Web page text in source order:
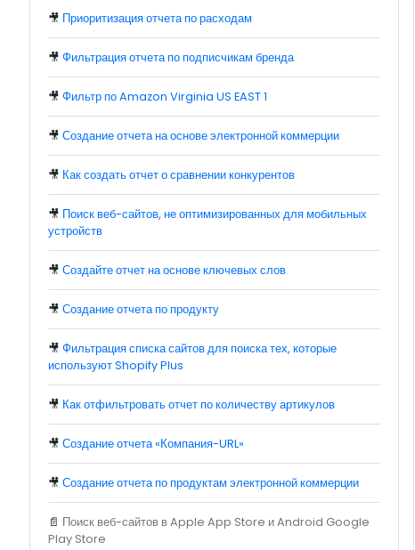
🎥 Приоритизация отчета по расходам
🎥 Фильтрация отчета по подписчикам бренда
🎥 Фильтр по Amazon Virginia US EAST 1
🎥 Создание отчета на основе электронной коммерции
🎥 Как создать отчет о сравнении конкурентов
🎥 Поиск веб-сайтов, не оптимизированных для мобильных
устройств
🎥 Создайте отчет на основе ключевых слов
🎥 Создание отчета по продукту
🎥 Фильтрация списка сайтов для поиска тех, которые
используют Shopify Plus
🎥 Как отфильтровать отчет по количеству артикулов
🎥 Создание отчета «Компания-URL»
🎥 Создание отчета по продуктам электронной коммерции
📄 Поиск веб-сайтов в Apple App Store и Android Google
Play Store